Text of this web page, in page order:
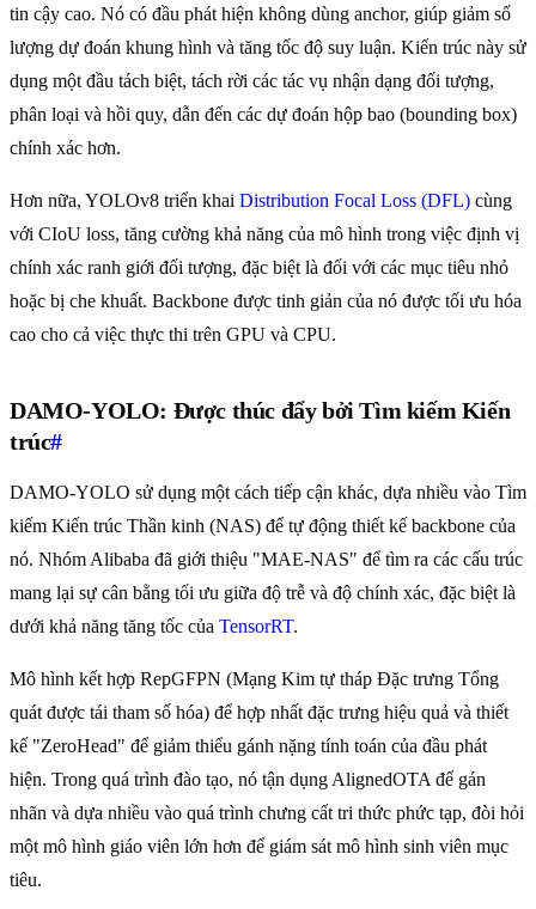
tin cậy cao. Nó có đầu phát hiện không dùng anchor, giúp giảm số
lượng dự đoán khung hình và tăng tốc độ suy luận. Kiến trúc này sử
dụng một đầu tách biệt, tách rời các tác vụ nhận dạng đối tượng,
phân loại và hồi quy, dẫn đến các dự đoán hộp bao (bounding box)
chính xác hơn.
Hơn nữa, YOLOv8 triển khai Distribution Focal Loss (DFL) cùng
với CIoU loss, tăng cường khả năng của mô hình trong việc định vị
chính xác ranh giới đối tượng, đặc biệt là đối với các mục tiêu nhỏ
hoặc bị che khuất. Backbone được tinh giản của nó được tối ưu hóa
cao cho cả việc thực thi trên GPU và CPU.
DAMO-YOLO: Được thúc đẩy bởi Tìm kiếm Kiến
trúc#
DAMO-YOLO sử dụng một cách tiếp cận khác, dựa nhiều vào Tìm
kiếm Kiến trúc Thần kinh (NAS) để tự động thiết kế backbone của
nó. Nhóm Alibaba đã giới thiệu "MAE-NAS" để tìm ra các cấu trúc
mang lại sự cân bằng tối ưu giữa độ trễ và độ chính xác, đặc biệt là
dưới khả năng tăng tốc của TensorRT.
Mô hình kết hợp RepGFPN (Mạng Kim tự tháp Đặc trưng Tổng
quát được tái tham số hóa) để hợp nhất đặc trưng hiệu quả và thiết
kế "ZeroHead" để giảm thiểu gánh nặng tính toán của đầu phát
hiện. Trong quá trình đào tạo, nó tận dụng AlignedOTA để gán
nhãn và dựa nhiều vào quá trình chưng cất tri thức phức tạp, đòi hỏi
một mô hình giáo viên lớn hơn để giám sát mô hình sinh viên mục
tiêu.